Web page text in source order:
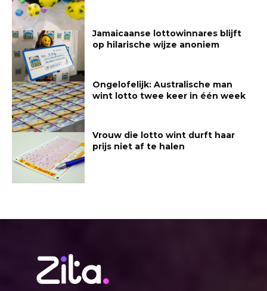
Jamaicaanse lottowinnares blijft
op hilarische wijze anoniem
Ongelofelijk: Australische man
wint lotto twee keer in één week
Vrouw die lotto wint durft haar
prijs niet af te halen